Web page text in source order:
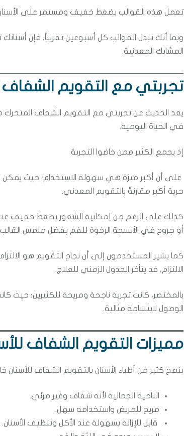
تعمل هذه القوالب بضغط خفيف ومستمر على الأسنان
وبما أنك تبدل القوالب كل أسبوعين تقريباً، فإن
المشابك المعدنية.
تجربتي مع التقويم
يعد الحديث عن تجربتي مع التقويم الشفاف المتحرك
في الحياة اليومية.
إذ يجمع الكثير ممن خاضوا التجربة
على أن أكبر ميزة هي سهولة الاستخدام؛ حيث يمكن
حرية أكبر مقارنةً بالتقويم المعدني.
كذلك على الرغم من إمكانية الشعور بضغط خفيف عند
أو جروح في الأنسجة الرخوة للفم بفضل ملمس القالب
الالتزام، قد يتأخر الجدول الزمني للعلاج.
بالمختصر، كانت تجربة ناجحة ومريحة للكثيرين؛ حيث
الوصول لابتسامة مثالية.
مميزات التقويم الشفاف
ينصح كثير من أطباء الأسنان بالتقويم الشفاف
الناحية الجمالية لأنه شفاف وغير مرئي.
مريح للمريض واستخدامه سهل.
قابل للإزالة بسهولة عند الأكل وتنظيف الأسنان.